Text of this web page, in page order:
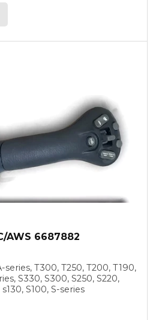
AWS 6687882
T300, T250, T200, T190,
S330, S300, S250, S220,
s130, S100, S-series